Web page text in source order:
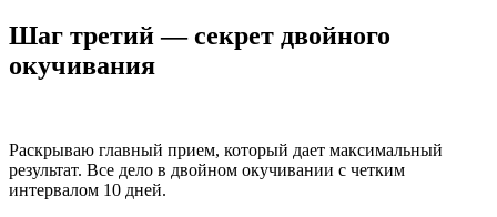
Шаг третий — секрет двойного
окучивания
Раскрываю главный прием, который дает максимальный
результат. Все дело в двойном окучивании с четким
интервалом 10 дней.